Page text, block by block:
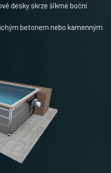
desky skrze šikmé boční
betonem nebo kamenným